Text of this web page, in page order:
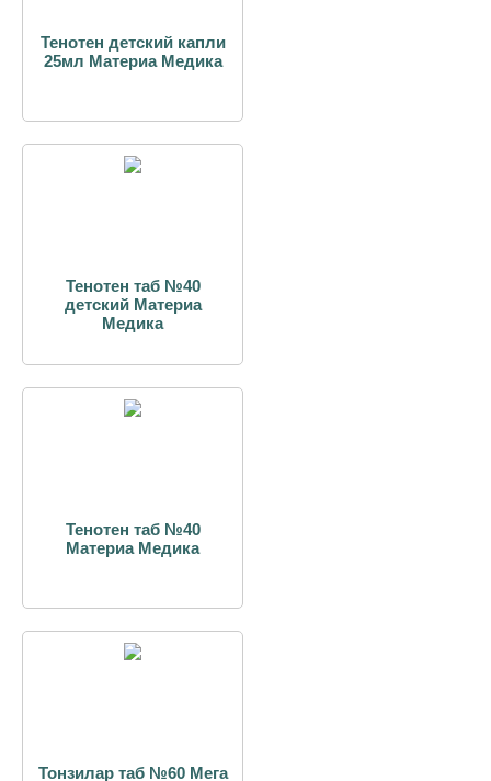
Тенотен детский капли
25мл Материа Медика
Тенотен таб №40
детский Материа
Медика
Тенотен таб №40
Материа Медика
Тонзилар таб №60 Мега